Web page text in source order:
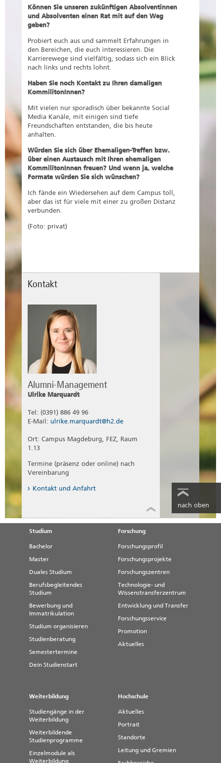
Können Sie unseren zukünftigen Absolventinnen
und Absolventen einen Rat mit auf den Weg
geben?
Probiert euch aus und sammelt Erfahrungen in
den Bereichen, die euch interessieren. Die
Karrierewege sind vielfältig, sodass sich ein Blick
nach links und rechts lohnt.
Haben Sie noch Kontakt zu Ihren damaligen
KommilitonInnen?
Mit vielen nur sporadisch über bekannte Social
Media Kanäle, mit einigen sind tiefe
Freundschaften entstanden, die bis heute
anhalten.
Würden Sie sich über Ehemaligen-Treffen bzw.
über einen Austausch mit Ihren ehemaligen
KommilitonInnen freuen? Und wenn ja, welche
Formate würden Sie sich wünschen?
Ich fände ein Wiedersehen auf dem Campus toll,
aber das ist für viele mit einer zu großen Distanz
verbunden.
(Foto: privat)
Kontakt
Alumni-Management
Ulrike Marquardt
Tel: (0391) 886 49 96
E-Mail: ulrike.marquardt@h2.de
Ort: Campus Magdeburg, FEZ, Raum
1.13
Termine (präsenz oder online) nach
Vereinbarung
Kontakt und Anfahrt
nach oben
Studium
Bachelor
Master
Duales Studium
Berufsbegleitendes
Studium
Bewerbung und
Immatrikulation
Studium organisieren
Studienberatung
Semestertermine
Dein Studienstart
Forschung
Forschungsprofil
Forschungsprojekte
Forschungszentren
Technologie- und
Wissenstransferzentrum
Entwicklung und Transfer
Forschungsservice
Promotion
Aktuelles
Weiterbildung
Studiengänge in der
Weiterbildung
Weiterbildende
Studienprogramme
Einzelmodule als
Weiterbildung
Hochschule
Aktuelles
Portrait
Standorte
Leitung und Gremien